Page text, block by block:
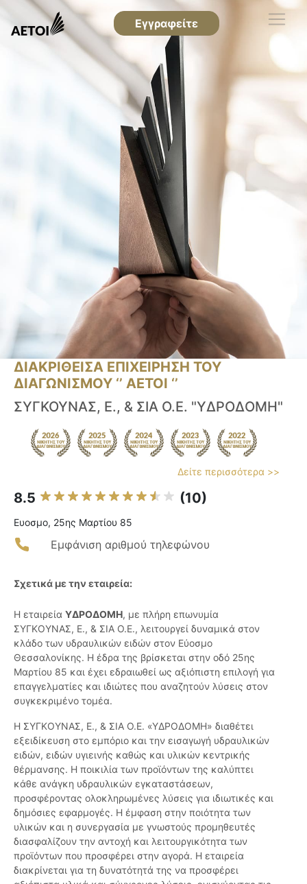
Εγγραφείτε
ΔΙΑΚΡΙΘΕΙΣΑ ΕΠΙΧΕΙΡΗΣΗ ΤΟΥ
ΔΙΑΓΩΝΙΣΜΟΥ ‘’ ΑΕΤΟΙ ‘’
ΣΥΓΚΟΥΝΑΣ, Ε., & ΣΙΑ Ο.Ε. "ΥΔΡΟΔΟΜΗ"
Δείτε περισσότερα >>
8.5 (10)
Ευοσμο, 25ης Μαρτίου 85
Εμφάνιση αριθμού τηλεφώνου
Σχετικά με την εταιρεία:
Η εταιρεία ΥΔΡΟΔΟΜΗ, με πλήρη επωνυμία
ΣΥΓΚΟΥΝΑΣ, Ε., & ΣΙΑ Ο.Ε., λειτουργεί δυναμικά στον
κλάδο των υδραυλικών ειδών στον Εύοσμο
Θεσσαλονίκης. Η έδρα της βρίσκεται στην οδό 25ης
Μαρτίου 85 και έχει εδραιωθεί ως αξιόπιστη επιλογή για
επαγγελματίες και ιδιώτες που αναζητούν λύσεις στον
συγκεκριμένο τομέα.
Η ΣΥΓΚΟΥΝΑΣ, Ε., & ΣΙΑ Ο.Ε. «ΥΔΡΟΔΟΜΗ» διαθέτει
εξειδίκευση στο εμπόριο και την εισαγωγή υδραυλικών
ειδών, ειδών υγιεινής καθώς και υλικών κεντρικής
θέρμανσης. Η ποικιλία των προϊόντων της καλύπτει
κάθε ανάγκη υδραυλικών εγκαταστάσεων,
προσφέροντας ολοκληρωμένες λύσεις για ιδιωτικές και
δημόσιες εφαρμογές. Η έμφαση στην ποιότητα των
υλικών και η συνεργασία με γνωστούς προμηθευτές
διασφαλίζουν την αντοχή και λειτουργικότητα των
προϊόντων που προσφέρει στην αγορά. Η εταιρεία
διακρίνεται για τη δυνατότητά της να προσφέρει